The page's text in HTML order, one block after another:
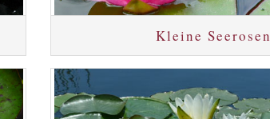
Kleine Seerosen